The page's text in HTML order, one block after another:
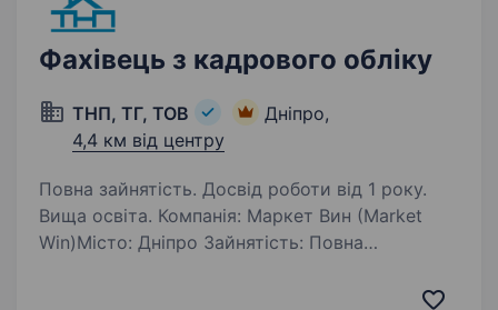
Фахівець з кадрового обліку
ТНП, ТГ, ТОВ
Дніпро,
4,4 км від центру
Повна зайнятість. Досвід роботи від 1 року.
Вища освіта. Компанія: Маркет Вин (Market
Win)Місто: Дніпро Зайнятість: Повна